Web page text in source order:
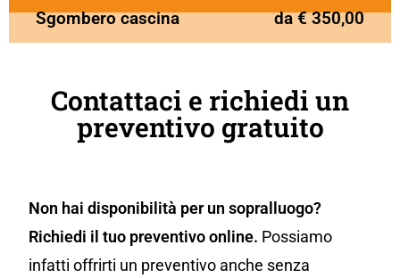
Sgombero cascina
da € 350,00
Contattaci e richiedi un
preventivo gratuito
Non hai disponibilità per un sopralluogo?
Richiedi il tuo preventivo online. Possiamo
infatti offrirti un preventivo anche senza